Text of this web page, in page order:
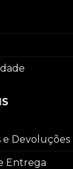
e Devoluções
Entrega